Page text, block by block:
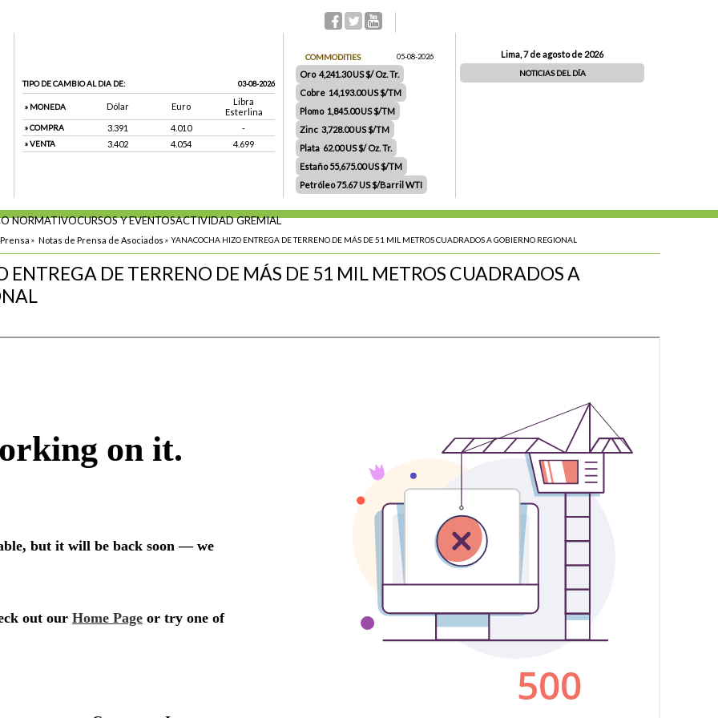
TIPO DE CAMBIO AL DIA DE: 03-08-2026
» MONEDA Dólar Euro
Libra
Esterlina
» COMPRA 3.391 4.010 -
» VENTA 3.402 4.054 4.699
COMMODITIES 05-08-2026
Oro 4,241.30 US $/ Oz. Tr.
Cobre 14,193.00 US $/TM
Plomo 1,845.00 US $/TM
Zinc 3,728.00 US $/TM
Plata 62.00 US $/ Oz. Tr.
Estaño 55,675.00 US $/TM
Petróleo 75.67 US $/Barril WTI
Lima, 7 de agosto de 2026
NOTICIAS DEL DÍA
NORMATIVOCURSOS Y EVENTOSACTIVIDAD GREMIAL
» Notas de Prensa de Asociados » YANACOCHA HIZO ENTREGA DE TERRENO DE MÁS DE 51 MIL METROS CUADRADOS A GOBIERNO REGIONAL
DE TERRENO DE MÁS DE 51 MIL METROS CUADRADOS A